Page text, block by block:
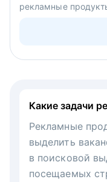
рекламные
Какие задачи
Рекламные
выделить
в поисковой
посещаемых